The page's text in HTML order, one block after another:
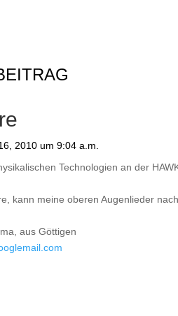
2010 um 9:04 a.m.
Technologien an der
kann meine oberen Augenlieder
aus Göttigen